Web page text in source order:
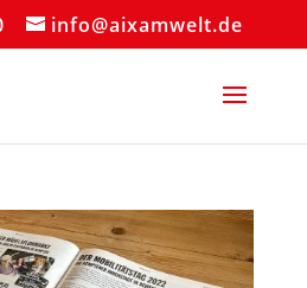
info@aixamwelt.de